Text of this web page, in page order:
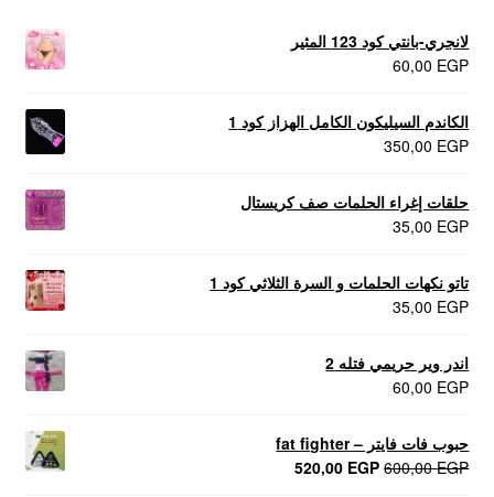
لانجري-بانتي كود 123 المثير
60,00 EGP
الكاندم السيليكون الكامل الهزاز كود 1
350,00 EGP
حلقات إغراء الحلمات صف كريستال
35,00 EGP
تاتو نكهات الحلمات و السرة الثلاثي كود 1
35,00 EGP
اندر وير حريمي فتله 2
60,00 EGP
حبوب فات فايتر – fat fighter
600,00EGP
السعر520,00 EGP
السعر